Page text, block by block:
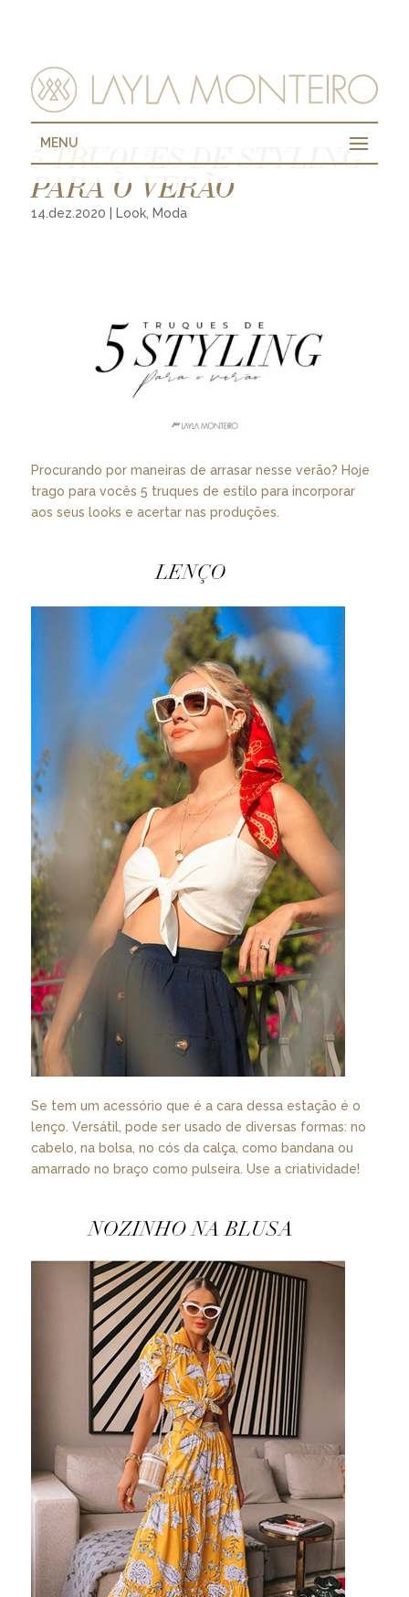
MENU
5 TRUQUES DE STYLING
PARA O VERÃO
14.dez.2020 Look, Moda
Procurando por maneiras de arrasar nesse verão? Hoje
trago para vocês 5 truques de estilo para incorporar
aos seus looks e acertar nas produções.
Se tem um acessório que é a cara dessa estação é o
lenço. Versátil, pode ser usado de diversas formas: no
cabelo, na bolsa, no cós da calça, como bandana ou
amarrado no braço como pulseira. Use a criatividade!